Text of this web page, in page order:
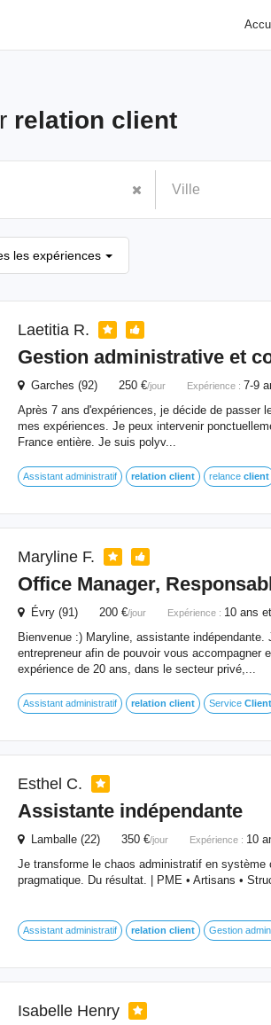
relation client
les expériences
Laetitia R.
Gestion administrative et
Garches (92) 250 €/jour Expérience : 7-9
Après 7 ans d'expériences, je décide de passer
mes expériences. Je peux intervenir
France entière. Je suis polyv...
Assistant administratif relation client relance client
Maryline F.
Office Manager,
Évry (91) 200 €/jour Expérience : 10 ans
Bienvenue :) Maryline, assistante
entrepreneur afin de pouvoir vous accompagner
expérience de 20 ans, dans le secteur privé,...
Assistant administratif relation client Service Client
Esthel C.
Assistante indépendante
Lamballe (22) 350 €/jour Expérience : 10
Je transforme le chaos administratif en
pragmatique. Du résultat. | PME • Artisans •
Assistant administratif relation client Gestion
Isabelle Henry